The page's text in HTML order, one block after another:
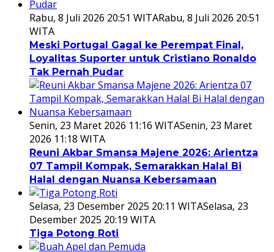
Rabu, 8 Juli 2026 20:51 WITARabu, 8 Juli 2026 20:51
WITA
Meski Portugal Gagal ke Perempat Final,
Loyalitas Suporter untuk Cristiano Ronaldo
Tak Pernah Pudar
Senin, 23 Maret 2026 11:16 WITASenin, 23 Maret
2026 11:18 WITA
Reuni Akbar Smansa Majene 2026: Arientza
07 Tampil Kompak, Semarakkan Halal Bi
Halal dengan Nuansa Kebersamaan
Selasa, 23 Desember 2025 20:11 WITASelasa, 23
Desember 2025 20:19 WITA
Tiga Potong Roti